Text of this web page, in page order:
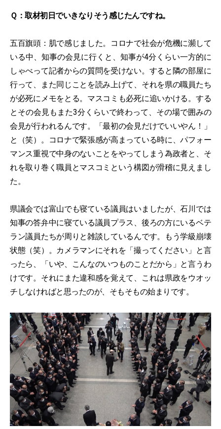
Ｑ：取材初日でいきなりそう感じたんですね。
五百旗頭：肌で感じました。コロナで社会が危機に瀕して
いる中、知事の会見に行くと、知事が4分くらい一方的に
しゃべって記者からの質問を受けない。すると隣の部屋に
行って、また同じことを読み上げて、それを県の職員たち
が必死にメモをとる。マスコミも必死に追いかける。する
とその会見もまた3分くらいで終わって、その場で囲みの
会見が行われるんです。「最初の会見だけでいいやん！」
と（笑）。コロナで緊張感が高まっている時に、パフォー
マンス重視で中身のないことをやってしまう為政者と、そ
れを取り巻く職員とマスコミという構図が滑稽に見えまし
た。
県議会では富山でも寝ている議員はいましたが、石川では
知事の答弁中に寝ている議員プラス、後ろの方にいるベテ
ラン議員たちが周りと雑談しているんです。もう学級崩壊
状態（笑）。カメラマンにそれを「撮ってください」と言
ったら、「いや、こんなのいつものことだから」と言うわ
けです。それにまた違和感を覚えて、これは県政をウオッ
チしなければと思ったのが、そもそもの始まりです。